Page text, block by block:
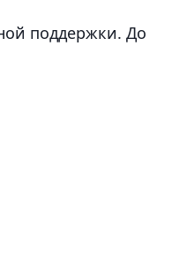
поддержки. До